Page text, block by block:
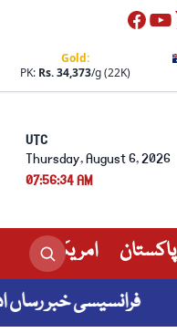
Gold:
PK: Rs. 34,373/g (22K)
UTC
Thursday, August 6, 2026
07:56:34 AM
پاکستان امریکہ
فرانسیسی خبر رساں